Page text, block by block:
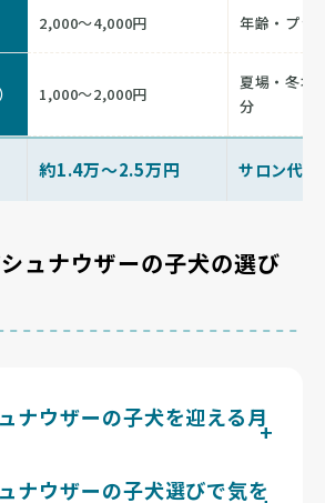
2,000〜4,000円 年齢・プラ
1,000〜2,000円
夏場・冬場
分
約1.4万〜2.5万円 サロン代
ュナウザーの子犬の選び
ナウザーの子犬を迎える月
ザーの子犬を迎える月齢は、生後2
ナウザーの子犬選びで気を